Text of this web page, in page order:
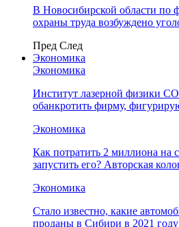
В Новосибирской области по
охраны труда возбуждено
Пред След
Экономика
Экономика
Институт лазерной физики
обанкротить фирму,
Экономика
Как потратить 2 миллиона на
запустить его? Авторская
Экономика
Стало известно, какие
проданы в Сибири в 2021